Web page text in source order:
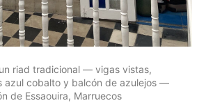
riad tradicional — vigas vistas,
azul cobalto y balcón de azulejos —
de Essaouira, Marruecos